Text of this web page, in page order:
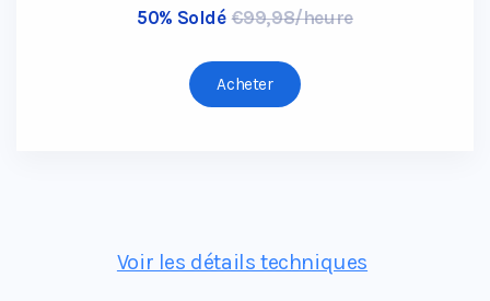
50% Soldé €99,98/heure
Acheter
Voir les détails techniques